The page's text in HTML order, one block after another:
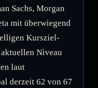
Sachs, Morgan
mit überwiegend
Kursziel-
Niveau
laut
derzeit 62 von 67